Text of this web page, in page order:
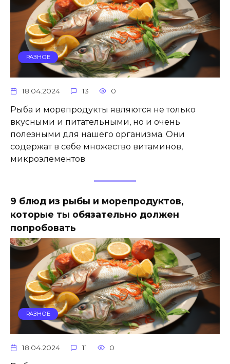
РАЗНОЕ
18.04.2024 13 0
Рыба и морепродукты являются не только
вкусными и питательными, но и очень
полезными для нашего организма. Они
содержат в себе множество витаминов,
микроэлементов
9 блюд из рыбы и морепродуктов,
которые ты обязательно должен
попробовать
РАЗНОЕ
18.04.2024 11 0